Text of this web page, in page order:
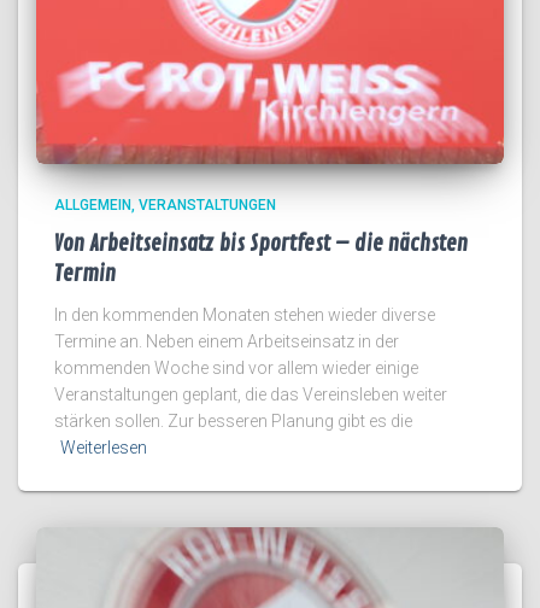
ALLGEMEIN VERANSTALTUNGEN
Von Arbeitseinsatz bis Sportfest – die nächsten
Termin
In den kommenden Monaten stehen wieder diverse
Termine an. Neben einem Arbeitseinsatz in der
kommenden Woche sind vor allem wieder einige
Veranstaltungen geplant, die das Vereinsleben weiter
stärken sollen. Zur besseren Planung gibt es die
Weiterlesen